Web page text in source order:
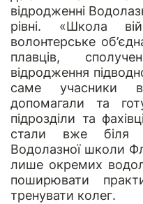
відродженні
рівні. «Школа
волонтерське
плавців,
відродження
саме учасники
допомагали та
підрозділи та
стали вже біля
Водолазної школи
лише окремих
поширювати
тренувати колег.